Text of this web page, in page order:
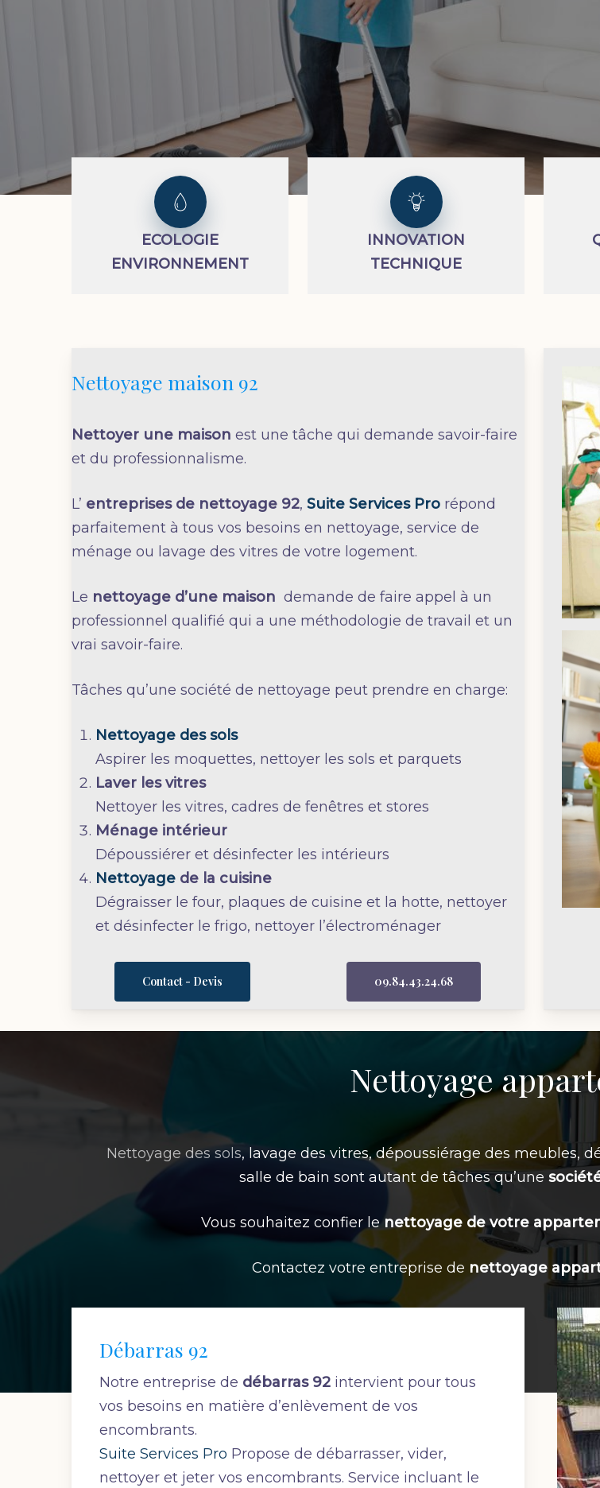
ECOLOGIE
ENVIRONNEMENT
INNOVATION
TECHNIQUE
Nettoyage maison 92
Nettoyer une maison est une tâche qui demande savoir-faire
et du professionnalisme.
L’ entreprises de nettoyage 92,Suite Services Pro répond
parfaitement à tous vos besoins en nettoyage, service de
ménage ou lavage des vitres de votre logement.
Le nettoyage d’une maison demande de faire appel à un
professionnel qualifié qui a une méthodologie de travail et un
vrai savoir-faire.
Tâches qu’une société de nettoyage peut prendre en charge:
Nettoyage des sols
Aspirer les moquettes, nettoyer les sols et parquets
Laver les vitres
Nettoyer les vitres, cadres de fenêtres et stores
Ménage intérieur
Dépoussiérer et désinfecter les intérieurs
Nettoyage de la cuisine
Dégraisser le four, plaques de cuisine et la hotte, nettoyer
et désinfecter le frigo, nettoyer l’électroménager
Contact - Devis 09.84.43.24.68
Nettoyage
Nettoyage des sols, lavage des vitres, dépoussiérage des meubles,
salle de bain sont autant de tâches qu’une
Vous souhaitez confier lenettoyage de votre
Contactez votre entreprise de nettoyage
Débarras 92
Notre entreprise de débarras 92 intervient pour tous
vos besoins en matière d’enlèvement de vos
encombrants.
Suite Services Pro Propose de débarrasser, vider,
nettoyer et jeter vos encombrants. Service incluant le